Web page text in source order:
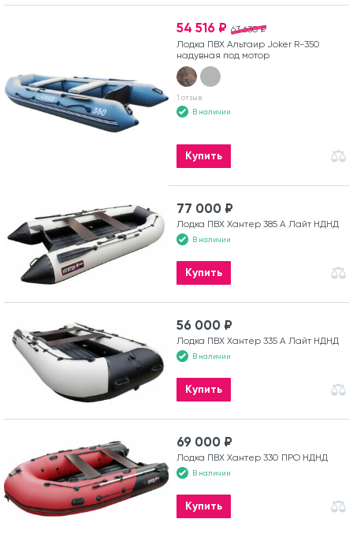
63 630 ₽
54 516 ₽
Лодка ПВХ Альтаир Joker R-350
надувная под мотор
1 отзыв
В наличии
Купить
77 000 ₽
Лодка ПВХ Хантер 385 А Лайт НДНД
В наличии
Купить
56 000 ₽
Лодка ПВХ Хантер 335 А Лайт НДНД
В наличии
Купить
69 000 ₽
Лодка ПВХ Хантер 330 ПРО НДНД
В наличии
Купить